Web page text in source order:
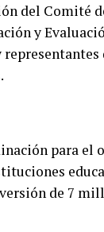
del Comité
y
para el
de 7